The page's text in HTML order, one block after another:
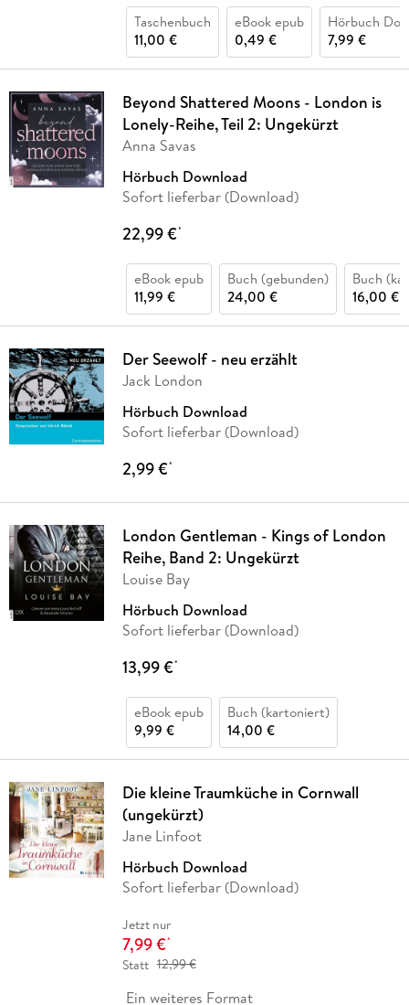
Taschenbuch
11,00 €
eBook epub
0,49 €
Hörbuch
7,99 €
Beyond Shattered Moons - London is
Lonely-Reihe, Teil 2: Ungekürzt
Anna Savas
Hörbuch Download
Sofort lieferbar (Download)
22,99 €*
eBook epub
11,99 €
Buch (gebunden)
24,00 €
Buch
16,00 €
Der Seewolf - neu erzählt
Jack London
Hörbuch Download
Sofort lieferbar (Download)
2,99 €*
London Gentleman - Kings of London
Reihe, Band 2: Ungekürzt
Louise Bay
Hörbuch Download
Sofort lieferbar (Download)
13,99 €*
eBook epub
9,99 €
Buch (kartoniert)
14,00 €
Die kleine Traumküche in Cornwall
(ungekürzt)
Jane Linfoot
Hörbuch Download
Sofort lieferbar (Download)
Jetzt nur
7,99 €*
Statt 12,99 €
Ein weiteres Format